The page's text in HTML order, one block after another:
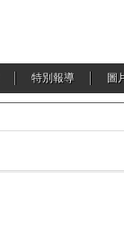
特別報導 圖